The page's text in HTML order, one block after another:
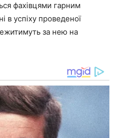
фахівцями гарним
в успіху проведеної
за нею на